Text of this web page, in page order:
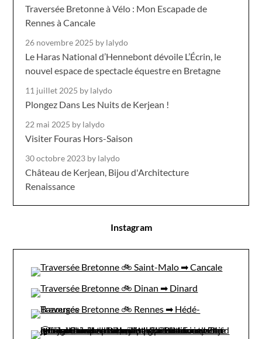
Traversée Bretonne à Vélo : Mon Escapade de
Rennes à Cancale
26 novembre 2025 by lalydo
Le Haras National d’Hennebont dévoile L’Écrin, le
nouvel espace de spectacle équestre en Bretagne
11 juillet 2025 by lalydo
Plongez Dans Les Nuits de Kerjean !
22 mai 2025 by lalydo
Visiter Fouras Hors-Saison
30 octobre 2023 by lalydo
Château de Kerjean, Bijou d'Architecture
Renaissance
Instagram